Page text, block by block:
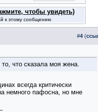
чтобы увидеть)
к этому сообщению
#4 (
что сказала моя жена.
всегда критически
немного пафосна, но мне